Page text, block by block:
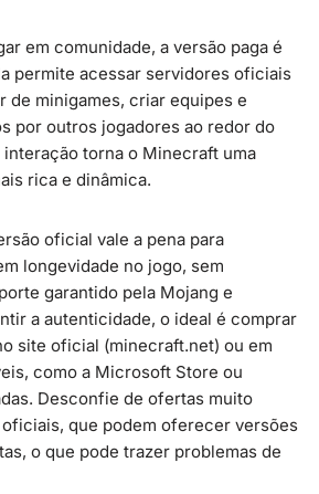
em comunidade, a versão paga é
permite acessar servidores oficiais
de minigames, criar equipes e
por outros jogadores ao redor do
interação torna o Minecraft uma
rica e dinâmica.
oficial vale a pena para
longevidade no jogo, sem
garantido pela Mojang e
a autenticidade, o ideal é comprar
site oficial (minecraft.net) ou em
como a Microsoft Store ou
Desconfie de ofertas muito
oficiais, que podem oferecer versões
o que pode trazer problemas de